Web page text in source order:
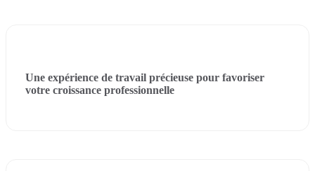
Une expérience de travail précieuse pour favoriser
votre croissance professionnelle